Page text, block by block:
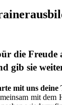
die Freude
gib sie
mit uns
mit dem